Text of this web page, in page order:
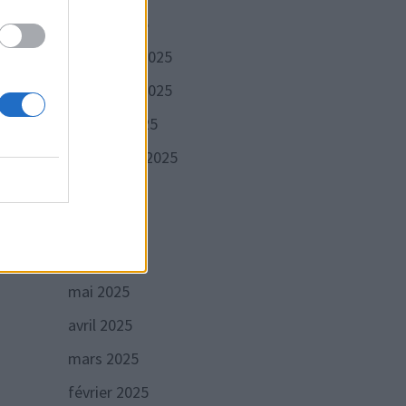
janvier 2026
décembre 2025
novembre 2025
octobre 2025
septembre 2025
mai 2025
avril 2025
mars 2025
février 2025